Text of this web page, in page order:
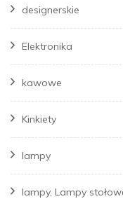
designerskie
Elektronika
kawowe
Kinkiety
lampy
lampy, Lampy